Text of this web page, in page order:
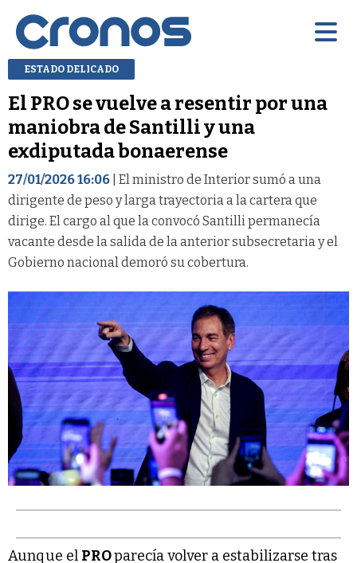
ESTADO DELICADO
El PRO se vuelve a resentir por una
maniobra de Santilli y una
exdiputada bonaerense
27/01/2026 16:06 | El ministro de Interior sumó a una
dirigente de peso y larga trayectoria a la cartera que
dirige. El cargo al que la convocó Santilli permanecía
vacante desde la salida de la anterior subsecretaria y el
Gobierno nacional demoró su cobertura.
Aunque el PROparecía volver a estabilizarse tras